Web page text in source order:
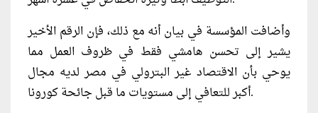
وأضافت المؤسسة في بيان أنه مع ذلك، فإن الرقم الأخير
يشير إلى تحسن هامشي فقط في ظروف العمل مما
يوحي بأن الاقتصاد غير البترولي في مصر لديه مجال
أكبر للتعافي إلى مستويات ما قبل جائحة كورونا.